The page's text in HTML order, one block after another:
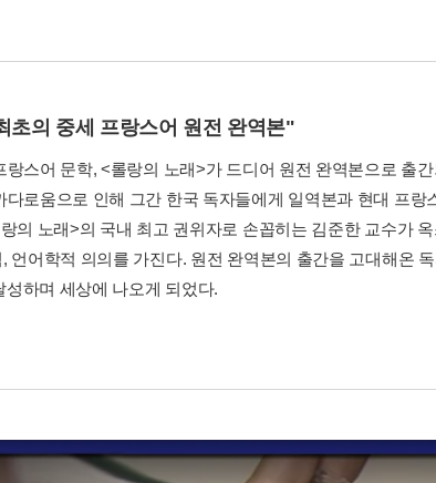
초의 중세 프랑스어 원전 완역본"
랑스어 문학, <롤랑의 노래>가 드디어 원전 완역본으로 출
다로움으로 인해 그간 한국 독자들에게 일역본과 현대 프
의 노래>의 국내 최고 권위자로 손꼽히는 김준한 교수가
언어학적 의의를 가진다. 원전 완역본의 출간을 고대해온
성하며 세상에 나오게 되었다.